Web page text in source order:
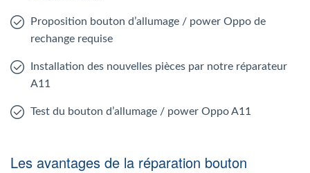
Proposition bouton d’allumage / power Oppo de
rechange requise
Installation des nouvelles pièces par notre réparateur
A11
Test du bouton d’allumage / power Oppo A11
Les avantages de la réparation bouton